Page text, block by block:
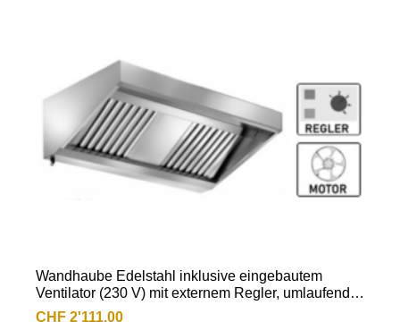
Wandhaube Edelstahl inklusive eingebautem
Ventilator (230 V) mit externem Regler, umlaufende
Fettauffangrinne, herausnehmbare
CHF 2'111.00